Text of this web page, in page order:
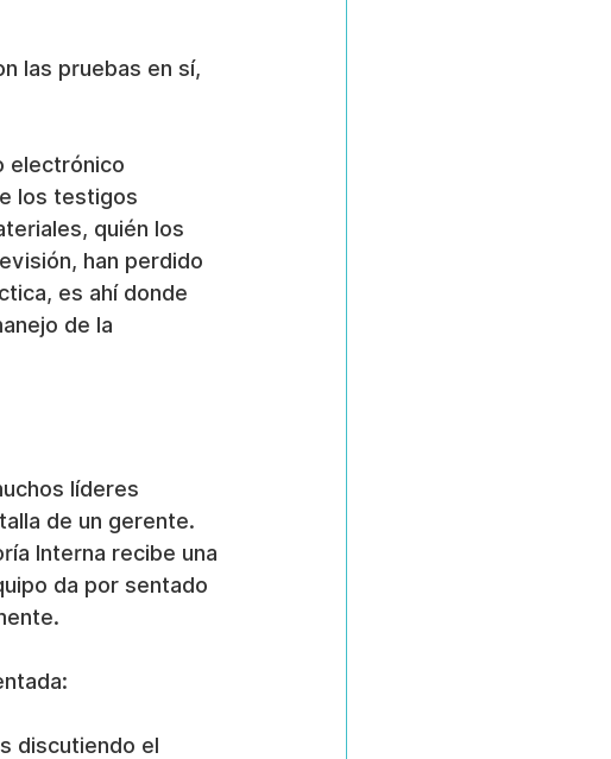
las pruebas en sí,
electrónico
los testigos
quién los
han perdido
es ahí donde
de la
líderes
de un gerente.
Interna recibe una
da por sentado
discutiendo el